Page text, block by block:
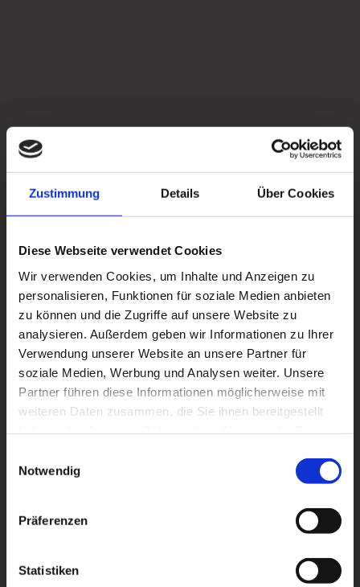
Zustimmung Details Über Cookies
Diese Webseite verwendet Cookies
Wir verwenden Cookies, um Inhalte und Anzeigen zu
personalisieren, Funktionen für soziale Medien anbieten
zu können und die Zugriffe auf unsere Website zu
analysieren. Außerdem geben wir Informationen zu Ihrer
Verwendung unserer Website an unsere Partner für
soziale Medien, Werbung und Analysen weiter. Unsere
Partner führen diese Informationen möglicherweise mit
weiteren Daten zusammen, die Sie ihnen bereitgestellt
Notwendig
Präferenzen
Statistiken